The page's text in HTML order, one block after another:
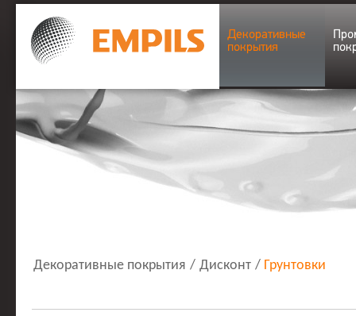
Декоративные
покрытия
Декоративные покрытия / Дисконт / Грунтовки